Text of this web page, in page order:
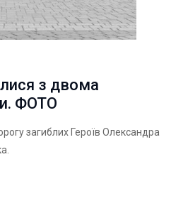
з двома
ФОТО
загиблих Героїв Олександра